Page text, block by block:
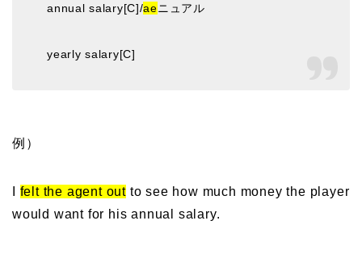
annual salary[C]/aeニュアル
yearly salary[C]
例）
felt the agent out to see how much money the player
would want for his annual salary.